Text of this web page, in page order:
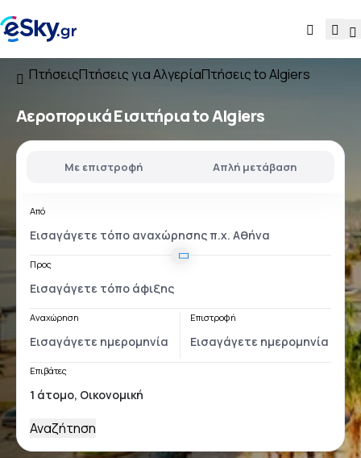
ΠτήσειςΠτήσεις για ΑλγερίαΠτήσεις to Algiers
Αεροπορικά Εισιτήρια to Algiers
Με επιστροφή Απλή μετάβαση
Από
Προς
Αναχώρηση Επιστροφή
Επιβάτες
Αναζήτηση